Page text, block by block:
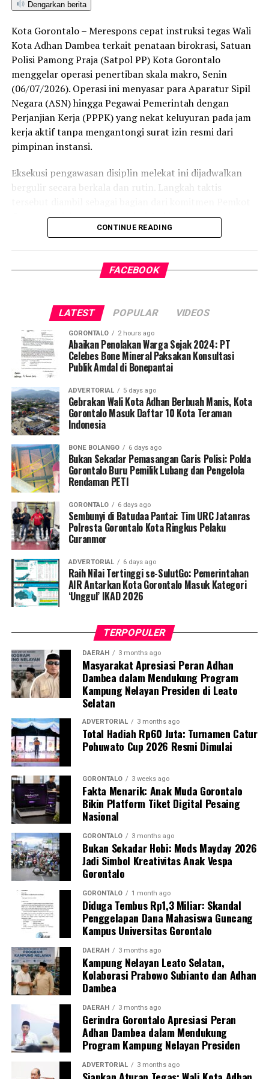
ditetapkan dan mengantarkan Kota Gorontalo menjadi
satu-satunya daerah di wilayah tersebut yang
menembus kategori “Unggul”. Sementara kabupaten lain
di Gorontalo masih berada pada kategori “Berkembang”
hingga menuju “Unggul”.
“Alhamdulillah, nilai IKAD Kota Gorontalo tercatat yang
tertinggi di kawasan SulutGo sebagaimana dipaparkan
dalam Rakorwil TPAKD,” ungkap Wawali Indra Gobel
usai kegiatan.
tingkat keterjangkauan, pemanfaatan, serta inklusivitas
Predikat “Unggul” yang diraih Pemerintahan AIR
menjadi indikator kuat atas keberhasilan pemerintah
daerah dalam mendorong masyarakat agar makin
mudah, merata, dan aman dalam mengakses berbagai
Dengarkan berita
Kota Gorontalo – Merespons cepat instruksi tegas Wali
Kota Adhan Dambea terkait penataan birokrasi, Satuan
Polisi Pamong Praja (Satpol PP) Kota Gorontalo
menggelar operasi penertiban skala makro, Senin
(06/07/2026). Operasi ini menyasar para Aparatur Sipil
Negara (ASN) hingga Pegawai Pemerintah dengan
Perjanjian Kerja (PPPK) yang nekat keluyuran pada jam
kerja aktif tanpa mengantongi surat izin resmi dari
pimpinan instansi.
Eksekusi pengawasan disiplin melekat ini dijadwalkan
bergulir secara berkala dan rutin. Langkah taktis
Gorontalo dalam mengerek indeks kinerja pegawai serta
memulihkan marwah kedisiplinan korps abdi negara.
tersebut, armada penegak perda berhasil menjaring
Saat diinterogasi, keempatnya dipastikan tidak mampu
menunjukkan dokumen dispensasi atau surat izin keluar
kantor.
Operasi penyisiran bergerak mobile menyasar sejumlah
titik vital yang kerap menjadi pusat keramaian dan
perbelanjaan. Di antaranya Citimall Gorontalo,
Indogrosir, pusat perbelanjaan alat tulis Toko Ira dan
Toko Mufida, hingga beberapa rumah makan strategis di
seputaran Kota Gorontalo.
Kepala Satpol PP Kota Gorontalo Marwan Saleh
menegaskan, operasi perdana di awal pekan ini
Gorontalo guna memperketat pengawasan internal
terhadap perilaku ASN dan PPPK.
“Sesuai perintah harian Bapak Wali Kota, razia
penegakan disiplin ini akan kami gelar secara rutin dan
acak. Setiap pegawai, baik ASN maupun PPPK, yang
kedapatan berkeliaran di luar instansi saat jam kerja
tanpa melampirkan surat izin tertulis, akan langsung
kami amankan dan tertibkan ke Mako Satpol PP Kota
Gorontalo,” tegas Marwan Saleh.
Marwan berharap, shock therapy melalui razia berkala
ini mampu menumbuhkan kesadaran kolektif para
aparatur agar menghormati regulasi jam kerja, serta
tidak meninggalkan kewajiban pelayanan publik demi
kepentingan pribadi.
Terkait mekanisme penindakan, Marwan menjelaskan
bahwa para oknum yang terjaring razia tidak langsung
dijatuhi sanksi disiplin berat. Mereka terlebih dahulu
digiring ke posko untuk menjalani proses administrasi
yustisial, meliputi pembuatan Berita Acara Pemeriksaan
(BAP) lisan serta penandatanganan surat pernyataan
bermeterai untuk tidak mengulangi perbuatan tersebut.
Sebagai langkah lanjutan, draf data klinis identitas para
pegawai yang terjaring akan segera diteruskan secara
resmi ke instansi atau Organisasi Perangkat Daerah
(OPD) asal mereka sebagai bahan evaluasi dan
pembinaan internal oleh kepala dinas.
“Seluruh hasil pendataan orisinal ini akan kami kirimkan
ke instansi masing-masing hari ini juga. Selain itu, draf
laporan ini kami tembuskan langsung kepada Bapak Wali
Kota Gorontalo melalui Sekretaris Daerah sebagai
bentuk pertanggungjawaban konkret hasil razia,”
pungkas Marwan.
Melalui skema pengawasan berlapis dan berkala ini,
Pemerintah Kota Gorontalo memproyeksikan adanya
grafik kenaikan tingkat kedisiplinan aparatur. Dengan
CONTINUE READING
FACEBOOK
LATEST POPULAR VIDEOS
GORONTALO 2 hours ago
Abaikan Penolakan Warga Sejak 2024: PT
Celebes Bone Mineral Paksakan Konsultasi
Publik Amdal di Bonepantai
ADVERTORIAL 5 days ago
Gebrakan Wali Kota Adhan Berbuah Manis, Kota
Gorontalo Masuk Daftar 10 Kota Teraman
Indonesia
BONE BOLANGO 6 days ago
Bukan Sekadar Pemasangan Garis Polisi: Polda
Gorontalo Buru Pemilik Lubang dan Pengelola
Rendaman PETI
GORONTALO 6 days ago
Sembunyi di Batudaa Pantai: Tim URC Jatanras
Polresta Gorontalo Kota Ringkus Pelaku
Curanmor
ADVERTORIAL 6 days ago
Raih Nilai Tertinggi se-SulutGo: Pemerintahan
AIR Antarkan Kota Gorontalo Masuk Kategori
‘Unggul’ IKAD 2026
TERPOPULER
DAERAH 3 months ago
Masyarakat Apresiasi Peran Adhan
Dambea dalam Mendukung Program
Kampung Nelayan Presiden di Leato
Selatan
ADVERTORIAL 3 months ago
Total Hadiah Rp60 Juta: Turnamen Catur
Pohuwato Cup 2026 Resmi Dimulai
GORONTALO 3 weeks ago
Fakta Menarik: Anak Muda Gorontalo
Bikin Platform Tiket Digital Pesaing
Nasional
GORONTALO 3 months ago
Bukan Sekadar Hobi: Mods Mayday 2026
Jadi Simbol Kreativitas Anak Vespa
Gorontalo
GORONTALO 1 month ago
Diduga Tembus Rp1,3 Miliar: Skandal
Penggelapan Dana Mahasiswa Guncang
Kampus Universitas Gorontalo
DAERAH 3 months ago
Kampung Nelayan Leato Selatan,
Kolaborasi Prabowo Subianto dan Adhan
Dambea
DAERAH 3 months ago
Gerindra Gorontalo Apresiasi Peran
Adhan Dambea dalam Mendukung
Program Kampung Nelayan Presiden
ADVERTORIAL 3 months ago